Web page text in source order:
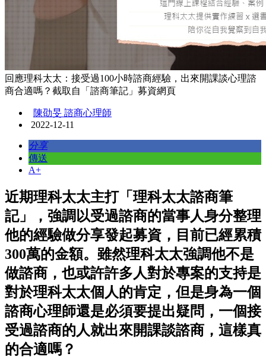
回應理科太太：接受過100小時諮商經驗，出來開課談心理諮
商合適嗎？截取自「諮商筆記」募資網頁
陳劭旻 諮商心理師
2022-12-11
分享
傳送
A+
近期理科太太主打「理科太太諮商筆
記」，強調以受過諮商的當事人身分整理
他的經驗做分享發起募資，目前已經累積
300萬的金額。雖然理科太太強調他不是
做諮商，也或許許多人對於專案的支持是
對於理科太太個人的肯定，但是身為一個
諮商心理師還是必須要提出疑問，一個接
受過諮商的人就出來開課談諮商，這樣真
的合適嗎？